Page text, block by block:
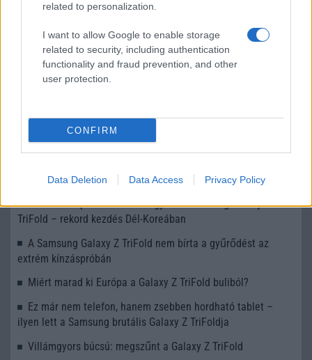
related to personalization.
I want to allow Google to enable storage
related to security, including authentication
functionality and fraud prevention, and other
user protection.
CONFIRM
Data Deletion Data Access Privacy Policy
KAPCSOLÓDÓ HÍREK
Nagyon drága, de legalább minden jár hozzá: Samsung
Samsung Galaxy Z TriFold: mérnöki csúcsteljesítmény a
világ legvékonyabb trifoldjában
hiányossága
BREAKING: percek alatt elfogyott a Samsung Galaxy Z
TriFold – rekord kezdés Dél-Koreában
A Samsung Galaxy Z TriFold nem bírta a gyűrődést az
extrém kínzáspróbán
Miért marad ki Európa a Galaxy Z TriFold buliból?
Ez már nem telefon, hanem zsebben hordható tablet –
ilyen lett a Samsung brutális Galaxy Z TriFoldja
Villámgyors búcsú: megszűnt a Galaxy Z TriFold